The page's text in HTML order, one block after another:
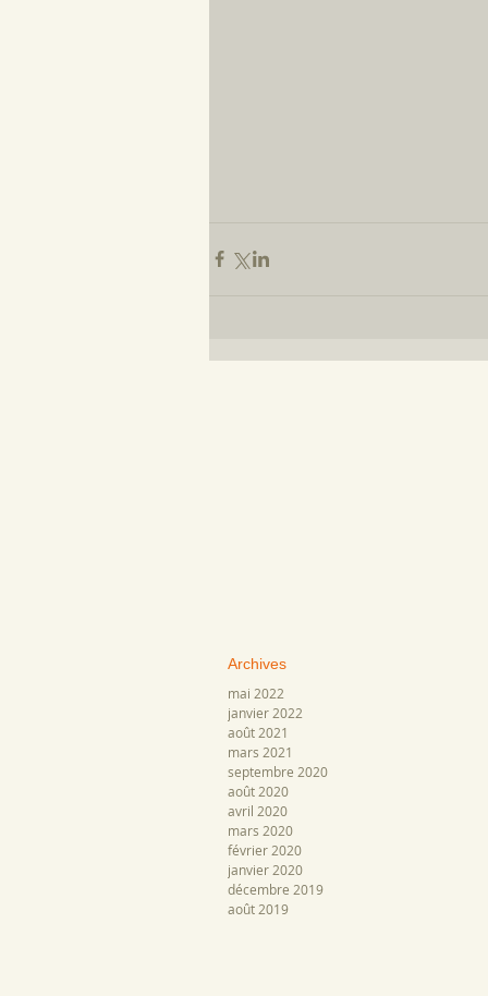
Archives
mai 2022
janvier 2022
août 2021
mars 2021
septembre 2020
août 2020
avril 2020
mars 2020
février 2020
janvier 2020
décembre 2019
août 2019